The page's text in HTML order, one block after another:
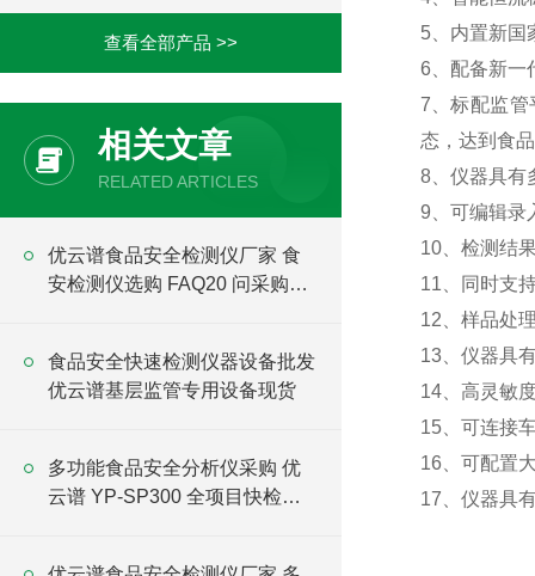
5、内置新国
6、配备新一
7、标配监管
态，达到食
8、仪器具有
9、可编辑录
10、检测结
11、同时支
12、样品处
13、仪器具
14、高灵敏
15、可连接
16、可配置
17、仪器具
查看全部产品 >>
相关文章
RELATED ARTICLES
优云谱食品安全检测仪厂家 食
安检测仪选购 FAQ20 问采购指
食品安全快速检测仪器设备批发
优云谱基层监管专用设备现货
多功能食品安全分析仪采购 优
云谱 YP-SP300 全项目快检设